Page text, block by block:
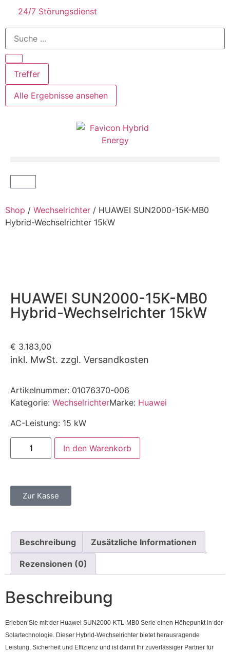
24/7 Störungsdienst
Treffer
Alle Ergebnisse ansehen
Shop / Wechselrichter / HUAWEI SUN2000-15K-MB0
Hybrid-Wechselrichter 15kW
HUAWEI SUN2000-15K-MB0
Hybrid-Wechselrichter 15kW
€ 3.183,00
inkl. MwSt. zzgl. Versandkosten
Artikelnummer: 01076370-006
Kategorie: WechselrichterMarke: Huawei
AC-Leistung: 15 kW
In den Warenkorb
Zur Kasse
Beschreibung Zusätzliche Informationen
Rezensionen (0)
Beschreibung
Erleben Sie mit der Huawei SUN2000-KTL-MB0 Serie einen Höhepunkt in der
Solartechnologie. Dieser Hybrid-Wechselrichter bietet herausragende
Leistung, Sicherheit und Effizienz und ist damit Ihr zuverlässiger Partner für